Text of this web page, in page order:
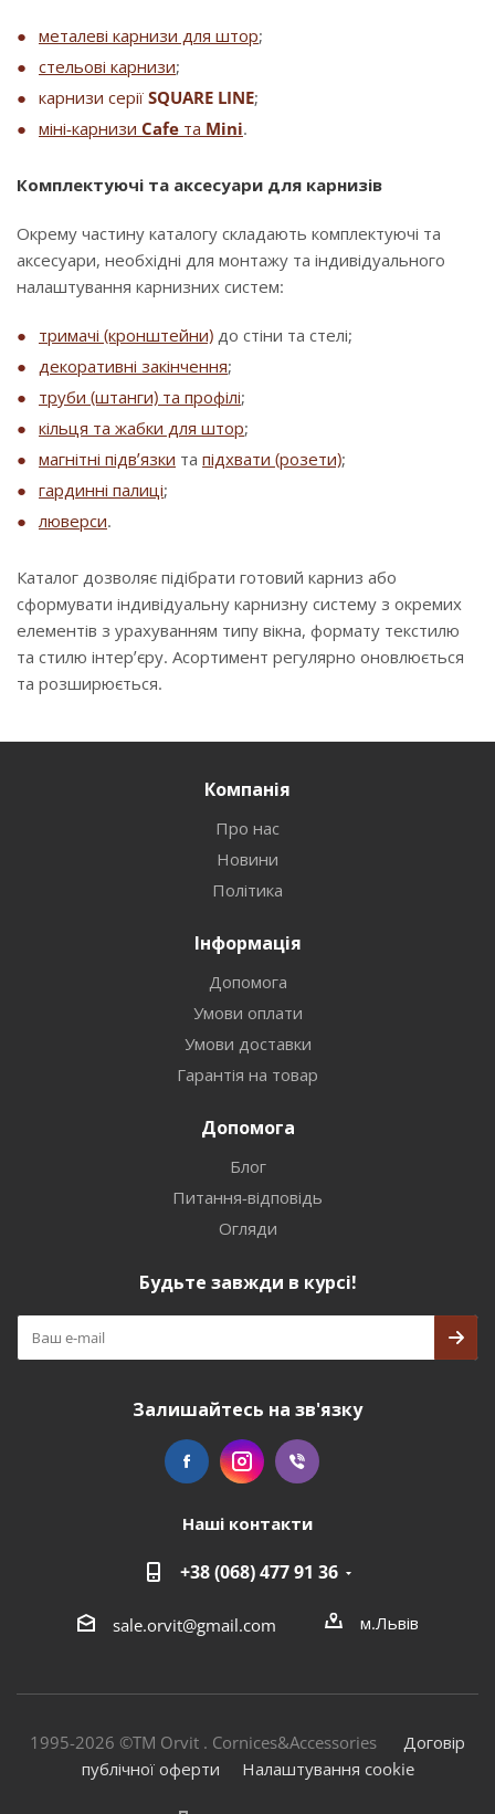
металеві карнизи для штор;
стельові карнизи;
карнизи серії SQUARE LINE;
міні-карнизи Cafe та Mini.
Комплектуючі та аксесуари для карнизів
Окрему частину каталогу складають комплектуючі та
аксесуари, необхідні для монтажу та індивідуального
налаштування карнизних систем:
тримачі (кронштейни) до стіни та стелі;
декоративні закінчення;
труби (штанги) та профілі;
кільця та жабки для штор;
магнітні підв’язки та підхвати (розети);
гардинні палиці;
люверси.
Каталог дозволяє підібрати готовий карниз або
сформувати індивідуальну карнизну систему з окремих
елементів з урахуванням типу вікна, формату текстилю
та стилю інтер’єру. Асортимент регулярно оновлюється
та розширюється.
Компанія
Про нас
Новини
Політика
Інформація
Допомога
Умови оплати
Умови доставки
Гарантія на товар
Допомога
Блог
Питання-відповідь
Огляди
Будьте завжди в курсі!
Залишайтесь на зв'язку
Наші контакти
+38 (068) 477 91 36
sale.orvit@gmail.com м.Львів
1995-2026 ©TM Orvit . Cornices&Accessories Договір
публічної оферти
Налаштування cookie